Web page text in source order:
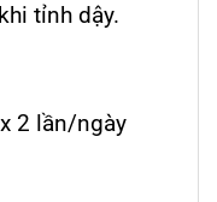
tỉnh dậy.
2 lần/ngày